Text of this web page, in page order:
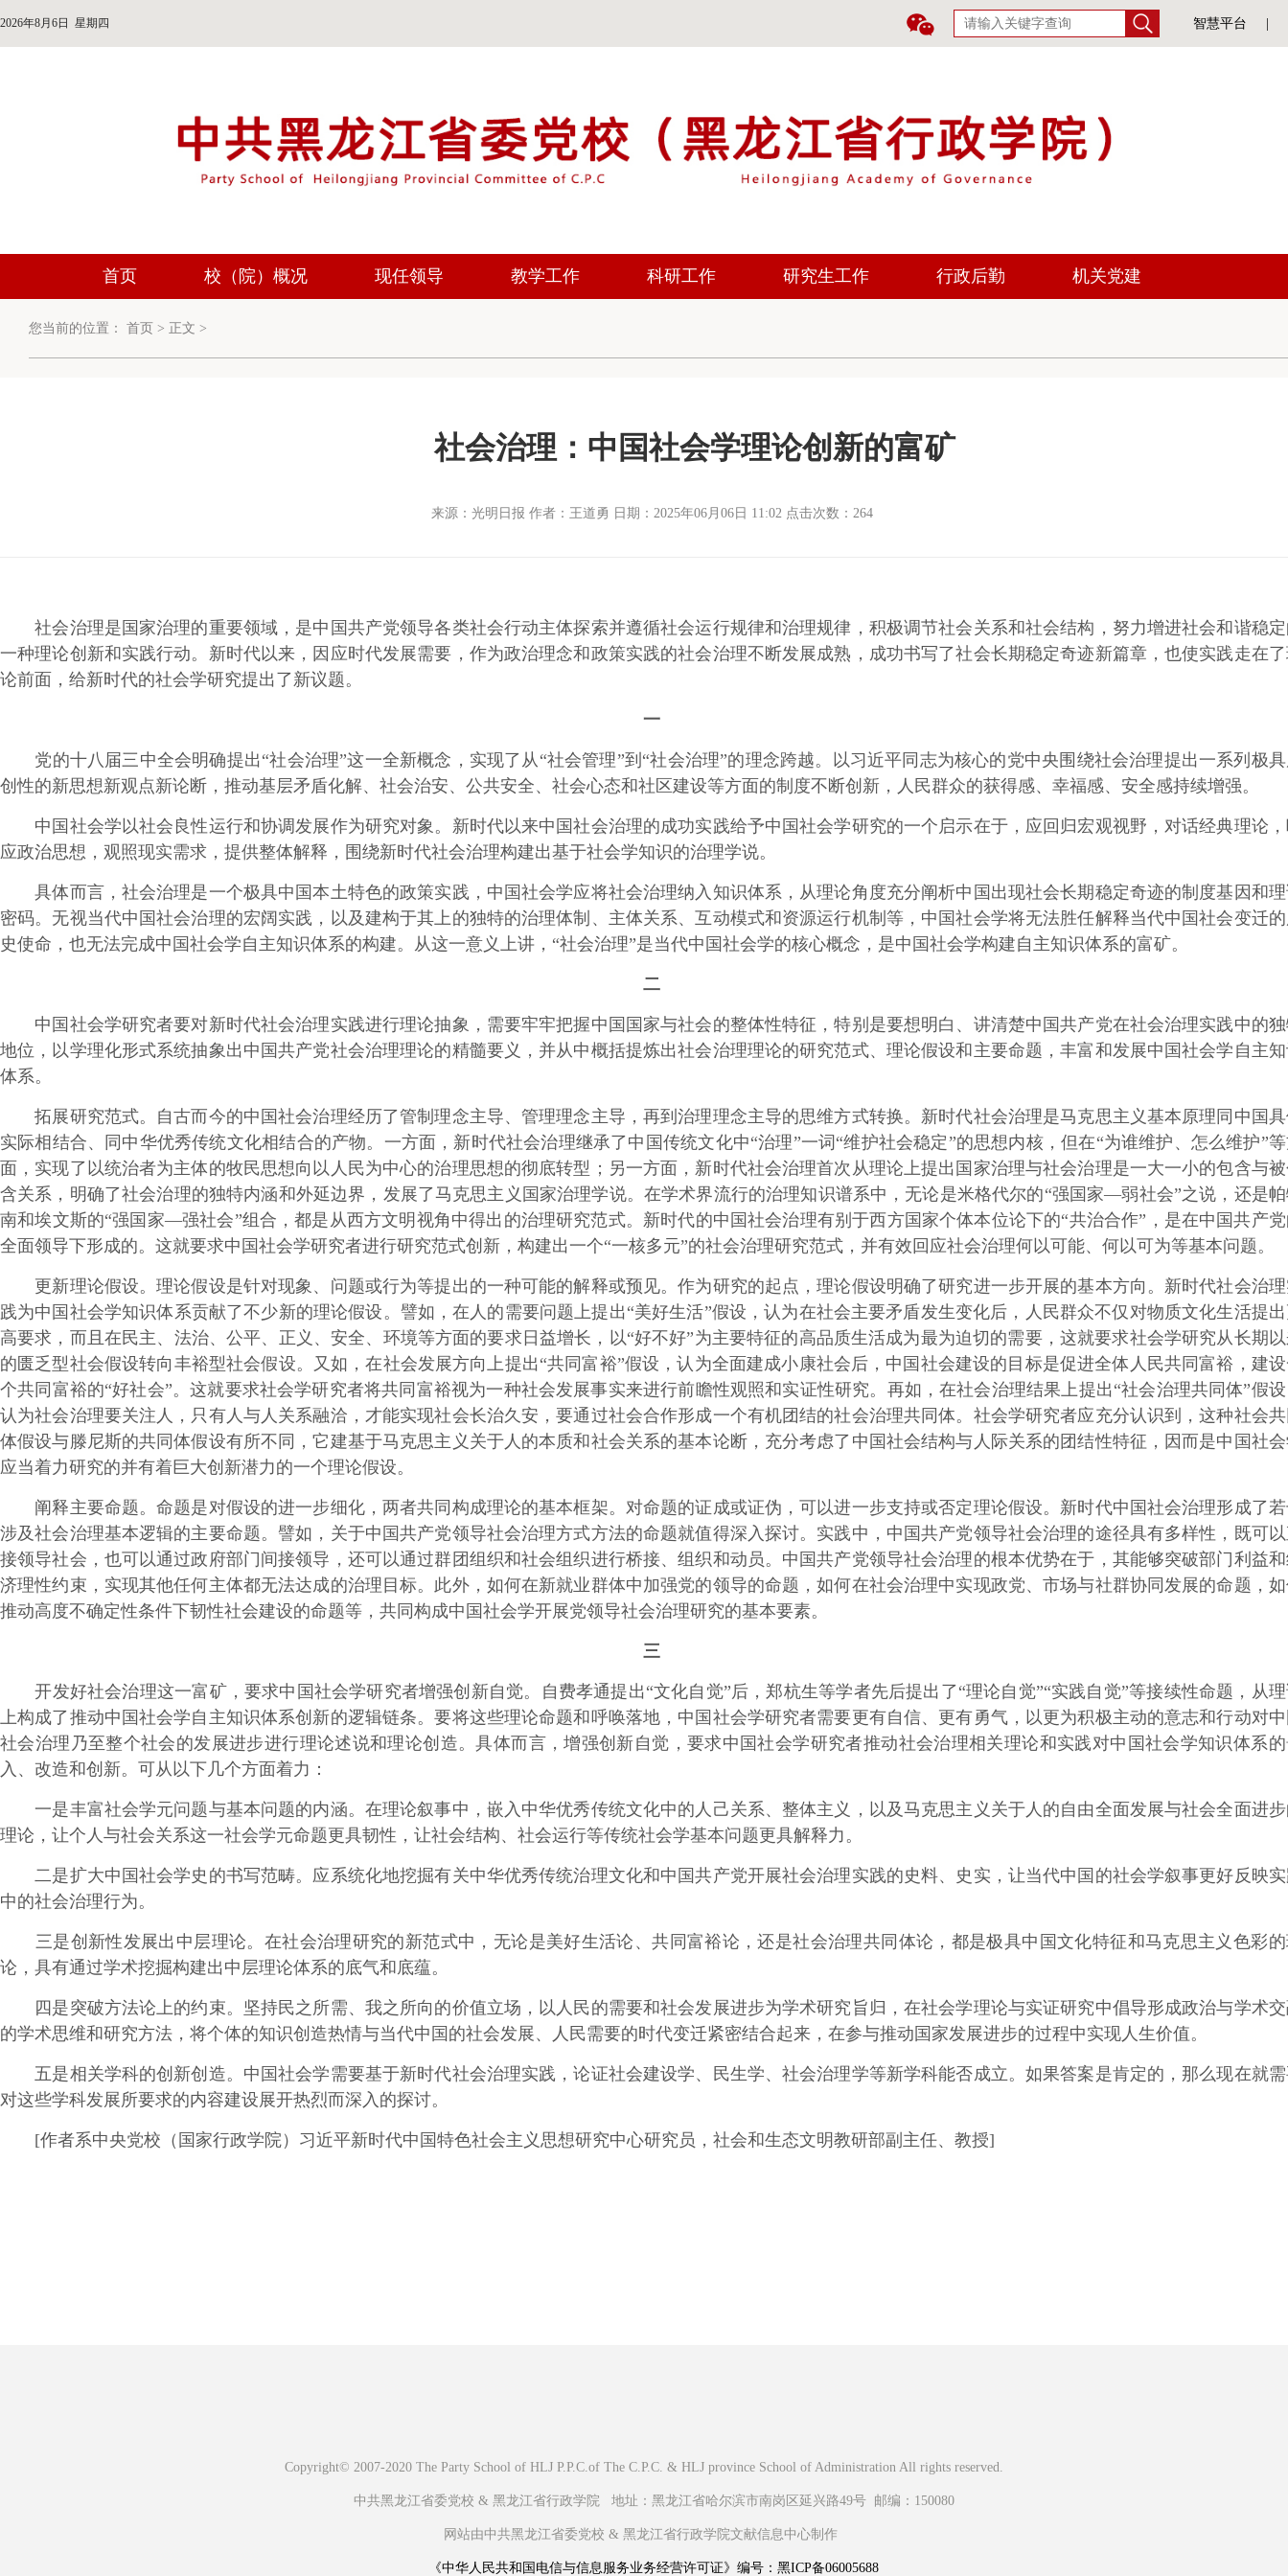
2026年8月6日 星期四 智慧平台
首页 校（院）概况 现任领导 教学工作 科研工作 研究生工作 行政后勤 机关党建
您当前的位置： 首页 > 正文 >
社会治理：中国社会学理论创新的富矿
来源：光明日报 作者：王道勇 日期：2025年06月06日 11:02 点击次数： 264
社会治理是国家治理的重要领域，是中国共产党领导各类社会行动主体探索并遵循社会运行规律和治理规律，积极调节社会关系和社会结构，努力增进社会和谐稳
一种理论创新和实践行动。新时代以来，因应时代发展需要，作为政治理念和政策实践的社会治理不断发展成熟，成功书写了社会长期稳定奇迹新篇章，也使实践走在
论前面，给新时代的社会学研究提出了新议题。
一
党的十八届三中全会明确提出“社会治理”这一全新概念，实现了从“社会管理”到“社会治理”的理念跨越。以习近平同志为核心的党中央围绕社会治理提出一系列极
创性的新思想新观点新论断，推动基层矛盾化解、社会治安、公共安全、社会心态和社区建设等方面的制度不断创新，人民群众的获得感、幸福感、安全感持续增强。
中国社会学以社会良性运行和协调发展作为研究对象。新时代以来中国社会治理的成功实践给予中国社会学研究的一个启示在于，应回归宏观视野，对话经典理论
应政治思想，观照现实需求，提供整体解释，围绕新时代社会治理构建出基于社会学知识的治理学说。
具体而言，社会治理是一个极具中国本土特色的政策实践，中国社会学应将社会治理纳入知识体系，从理论角度充分阐析中国出现社会长期稳定奇迹的制度基因和
密码。无视当代中国社会治理的宏阔实践，以及建构于其上的独特的治理体制、主体关系、互动模式和资源运行机制等，中国社会学将无法胜任解释当代中国社会变迁
史使命，也无法完成中国社会学自主知识体系的构建。从这一意义上讲，“社会治理”是当代中国社会学的核心概念，是中国社会学构建自主知识体系的富矿。
二
中国社会学研究者要对新时代社会治理实践进行理论抽象，需要牢牢把握中国国家与社会的整体性特征，特别是要想明白、讲清楚中国共产党在社会治理实践中的
地位，以学理化形式系统抽象出中国共产党社会治理理论的精髓要义，并从中概括提炼出社会治理理论的研究范式、理论假设和主要命题，丰富和发展中国社会学自主
体系。
拓展研究范式。自古而今的中国社会治理经历了管制理念主导、管理理念主导，再到治理理念主导的思维方式转换。新时代社会治理是马克思主义基本原理同中国
实际相结合、同中华优秀传统文化相结合的产物。一方面，新时代社会治理继承了中国传统文化中“治理”一词“维护社会稳定”的思想内核，但在“为谁维护、怎么维护”
面，实现了以统治者为主体的牧民思想向以人民为中心的治理思想的彻底转型；另一方面，新时代社会治理首次从理论上提出国家治理与社会治理是一大一小的包含与
含关系，明确了社会治理的独特内涵和外延边界，发展了马克思主义国家治理学说。在学术界流行的治理知识谱系中，无论是米格代尔的“强国家—弱社会”之说，还是
南和埃文斯的“强国家—强社会”组合，都是从西方文明视角中得出的治理研究范式。新时代的中国社会治理有别于西方国家个体本位论下的“共治合作”，是在中国共产
全面领导下形成的。这就要求中国社会学研究者进行研究范式创新，构建出一个“一核多元”的社会治理研究范式，并有效回应社会治理何以可能、何以可为等基本问题。
更新理论假设。理论假设是针对现象、问题或行为等提出的一种可能的解释或预见。作为研究的起点，理论假设明确了研究进一步开展的基本方向。新时代社会治
践为中国社会学知识体系贡献了不少新的理论假设。譬如，在人的需要问题上提出“美好生活”假设，认为在社会主要矛盾发生变化后，人民群众不仅对物质文化生活提
高要求，而且在民主、法治、公平、正义、安全、环境等方面的要求日益增长，以“好不好”为主要特征的高品质生活成为最为迫切的需要，这就要求社会学研究从长期
的匮乏型社会假设转向丰裕型社会假设。又如，在社会发展方向上提出“共同富裕”假设，认为全面建成小康社会后，中国社会建设的目标是促进全体人民共同富裕，建
个共同富裕的“好社会”。这就要求社会学研究者将共同富裕视为一种社会发展事实来进行前瞻性观照和实证性研究。再如，在社会治理结果上提出“社会治理共同体”假
认为社会治理要关注人，只有人与人关系融洽，才能实现社会长治久安，要通过社会合作形成一个有机团结的社会治理共同体。社会学研究者应充分认识到，这种社会
体假设与滕尼斯的共同体假设有所不同，它建基于马克思主义关于人的本质和社会关系的基本论断，充分考虑了中国社会结构与人际关系的团结性特征，因而是中国社
应当着力研究的并有着巨大创新潜力的一个理论假设。
阐释主要命题。命题是对假设的进一步细化，两者共同构成理论的基本框架。对命题的证成或证伪，可以进一步支持或否定理论假设。新时代中国社会治理形成了
涉及社会治理基本逻辑的主要命题。譬如，关于中国共产党领导社会治理方式方法的命题就值得深入探讨。实践中，中国共产党领导社会治理的途径具有多样性，既可
接领导社会，也可以通过政府部门间接领导，还可以通过群团组织和社会组织进行桥接、组织和动员。中国共产党领导社会治理的根本优势在于，其能够突破部门利益
济理性约束，实现其他任何主体都无法达成的治理目标。此外，如何在新就业群体中加强党的领导的命题，如何在社会治理中实现政党、市场与社群协同发展的命题，
推动高度不确定性条件下韧性社会建设的命题等，共同构成中国社会学开展党领导社会治理研究的基本要素。
三
开发好社会治理这一富矿，要求中国社会学研究者增强创新自觉。自费孝通提出“文化自觉”后，郑杭生等学者先后提出了“理论自觉”“实践自觉”等接续性命题，从
上构成了推动中国社会学自主知识体系创新的逻辑链条。要将这些理论命题和呼唤落地，中国社会学研究者需要更有自信、更有勇气，以更为积极主动的意志和行动对
社会治理乃至整个社会的发展进步进行理论述说和理论创造。具体而言，增强创新自觉，要求中国社会学研究者推动社会治理相关理论和实践对中国社会学知识体系
入、改造和创新。可从以下几个方面着力：
一是丰富社会学元问题与基本问题的内涵。在理论叙事中，嵌入中华优秀传统文化中的人己关系、整体主义，以及马克思主义关于人的自由全面发展与社会全面进
理论，让个人与社会关系这一社会学元命题更具韧性，让社会结构、社会运行等传统社会学基本问题更具解释力。
二是扩大中国社会学史的书写范畴。应系统化地挖掘有关中华优秀传统治理文化和中国共产党开展社会治理实践的史料、史实，让当代中国的社会学叙事更好反映
中的社会治理行为。
三是创新性发展出中层理论。在社会治理研究的新范式中，无论是美好生活论、共同富裕论，还是社会治理共同体论，都是极具中国文化特征和马克思主义色彩
论，具有通过学术挖掘构建出中层理论体系的底气和底蕴。
四是突破方法论上的约束。坚持民之所需、我之所向的价值立场，以人民的需要和社会发展进步为学术研究旨归，在社会学理论与实证研究中倡导形成政治与学术
的学术思维和研究方法，将个体的知识创造热情与当代中国的社会发展、人民需要的时代变迁紧密结合起来，在参与推动国家发展进步的过程中实现人生价值。
五是相关学科的创新创造。中国社会学需要基于新时代社会治理实践，论证社会建设学、民生学、社会治理学等新学科能否成立。如果答案是肯定的，那么现在就
对这些学科发展所要求的内容建设展开热烈而深入的探讨。
[作者系中央党校（国家行政学院）习近平新时代中国特色社会主义思想研究中心研究员，社会和生态文明教研部副主任、教授]
Copyright© 2007-2020 The Party School of HLJ P.P.C.of The C.P.C. & HLJ province School of Administration All rights reserved.
中共黑龙江省委党校 & 黑龙江省行政学院 地址：黑龙江省哈尔滨市南岗区延兴路49号 邮编：150080
网站由中共黑龙江省委党校 & 黑龙江省行政学院文献信息中心制作
《中华人民共和国电信与信息服务业务经营许可证》编号：黑ICP备06005688